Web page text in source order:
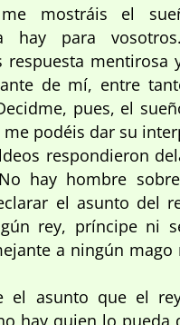
mostráis el
hay para
respuesta mentirosa
de mí, entre
pues, el
me podéis dar su
respondieron
hay hombre
el asunto del
rey, príncipe ni
a ningún
el asunto que el
hay quien lo pueda